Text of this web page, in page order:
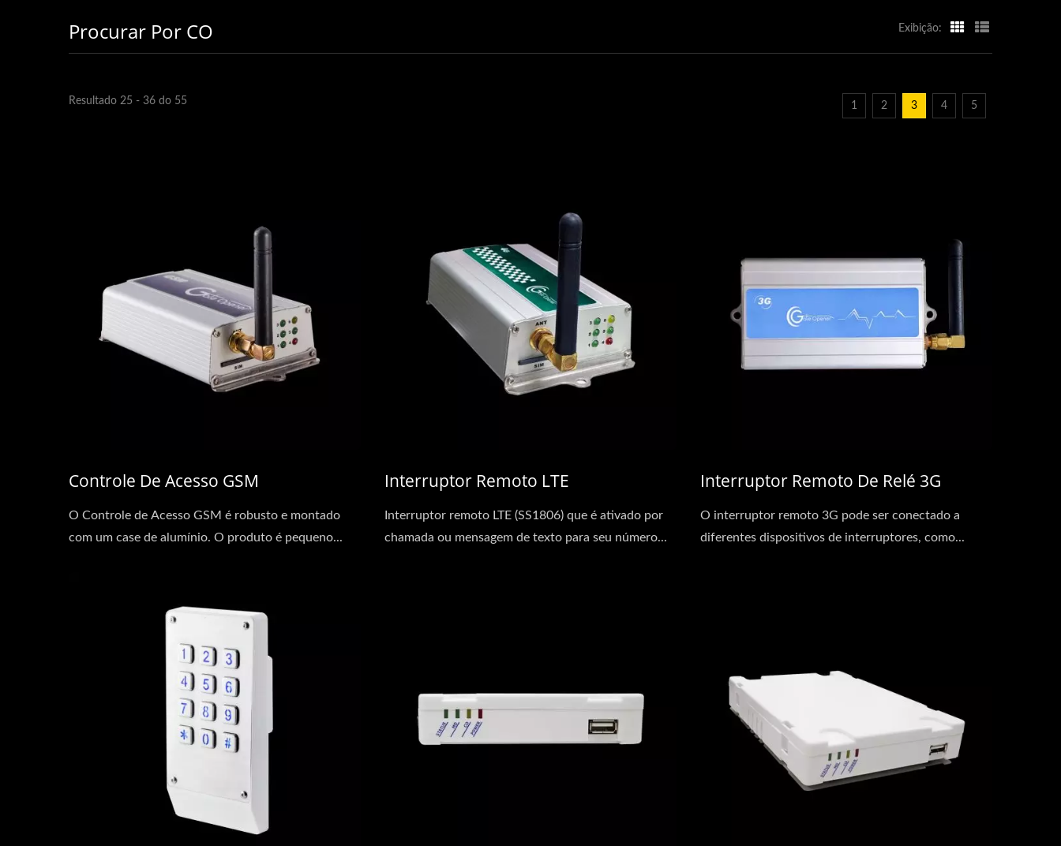
Procurar Por CO Exibição:
Resultado 25 - 36 do 55 1 2 3 4 5
Controle De Acesso GSM
O Controle de Acesso GSM é robusto e montado
com um case de alumínio. O produto é pequeno...
Interruptor Remoto LTE
Interruptor remoto LTE (SS1806) que é ativado por
chamada ou mensagem de texto para seu número...
Interruptor Remoto De Relé 3G
O interruptor remoto 3G pode ser conectado a
diferentes dispositivos de interruptores, como...